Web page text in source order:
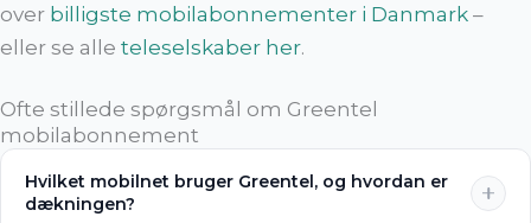
over billigste mobilabonnementer i Danmark –
eller se alle teleselskaber her.
Ofte stillede spørgsmål om Greentel
mobilabonnement
Hvilket mobilnet bruger Greentel, og hvordan er
dækningen?